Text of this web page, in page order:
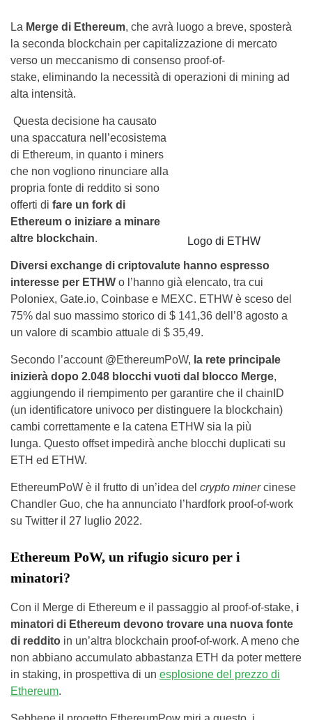
La Merge di Ethereum, che avrà luogo a breve, sposterà
la seconda blockchain per capitalizzazione di mercato
verso un meccanismo di consenso proof-of-
stake, eliminando la necessità di operazioni di mining ad
alta intensità.
Logo di ETHW
Questa decisione ha causato
una spaccatura nell’ecosistema
di Ethereum, in quanto i miners
che non vogliono rinunciare alla
propria fonte di reddito si sono
offerti di fare un fork di
Ethereum o iniziare a minare
altre blockchain.
Diversi exchange di criptovalute hanno espresso
interesse per ETHW o l’hanno già elencato, tra cui
Poloniex, Gate.io, Coinbase e MEXC. ETHW è sceso del
75% dal suo massimo storico di $ 141,36 dell’8 agosto a
un valore di scambio attuale di $ 35,49.
Secondo l’account @EthereumPoW, la rete principale
inizierà dopo 2.048 blocchi vuoti dal blocco Merge,
aggiungendo il riempimento per garantire che il chainID
(un identificatore univoco per distinguere la blockchain)
cambi correttamente e la catena ETHW sia la più
lunga. Questo offset impedirà anche blocchi duplicati su
ETH ed ETHW.
EthereumPoW è il frutto di un’idea del crypto minercinese
Chandler Guo, che ha annunciato l’hardfork proof-of-work
su Twitter il 27 luglio 2022.
Ethereum PoW, un rifugio sicuro per i
minatori?
Con il Merge di Ethereum e il passaggio al proof-of-stake, i
minatori di Ethereum devono trovare una nuova fonte
di reddito in un’altra blockchain proof-of-work. A meno che
non abbiano accumulato abbastanza ETH da poter mettere
in staking, in prospettiva di un esplosione del prezzo di
Ethereum.